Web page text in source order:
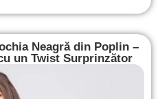
Neagră din Poplin –
un Twist Surprinzător